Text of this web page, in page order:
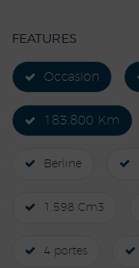
FEATURES
Occasion
183.800 Km
Berline
1.598 Cm3
4 portes